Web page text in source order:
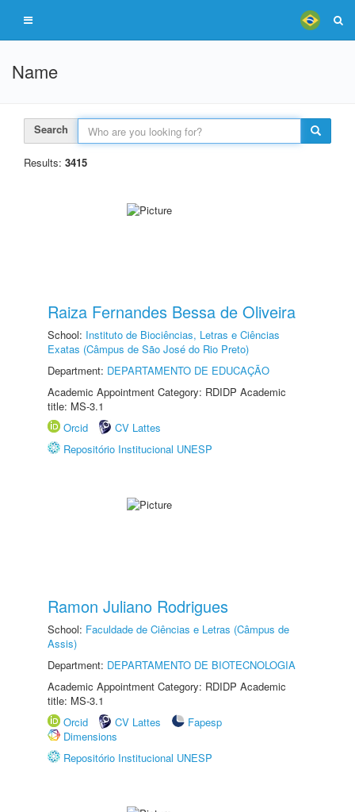
Name
Search
Results: 3415
Raiza Fernandes Bessa de Oliveira
School: Instituto de Biociências, Letras e Ciências
Exatas (Câmpus de São José do Rio Preto)
Department: DEPARTAMENTO DE EDUCAÇÃO
Academic Appointment Category: RDIDP Academic
title: MS-3.1
Orcid
CV Lattes
Repositório Institucional UNESP
Ramon Juliano Rodrigues
School: Faculdade de Ciências e Letras (Câmpus de
Assis)
Department: DEPARTAMENTO DE BIOTECNOLOGIA
Academic Appointment Category: RDIDP Academic
title: MS-3.1
Orcid
CV Lattes
Fapesp
Dimensions
Repositório Institucional UNESP